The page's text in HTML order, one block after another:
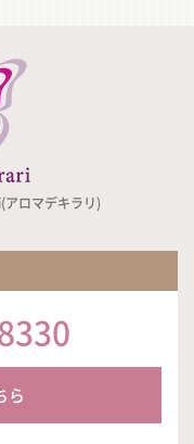
ロマデキラリ)
ら